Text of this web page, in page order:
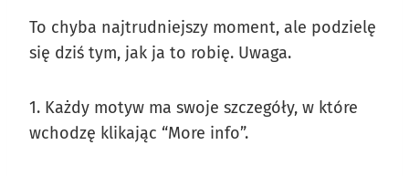
To chyba najtrudniejszy moment, ale podzielę
się dziś tym, jak ja to robię. Uwaga.
1. Każdy motyw ma swoje szczegóły, w które
wchodzę klikając “More info”.